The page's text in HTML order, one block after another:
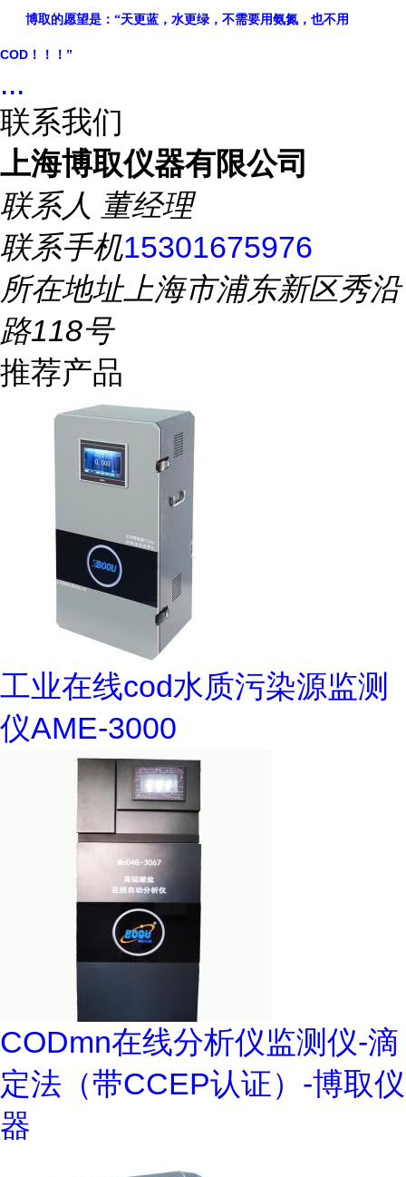
博取的愿望是：“天更蓝，水更绿，不需要用氨氮，也不用
COD ！！！”
...
联系我们
上海博取仪器有限公司
联系人 董经理
联系手机15301675976
所在地址上海市浦东新区秀沿
路118号
推荐产品
工业在线cod水质污染源监测
仪AME-3000
CODmn在线分析仪监测仪-滴
定法（带CCEP认证）-博取仪
器